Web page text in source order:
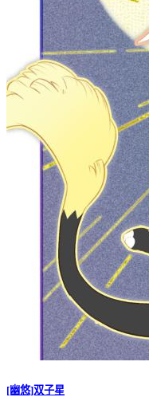
[幽悠]双子星